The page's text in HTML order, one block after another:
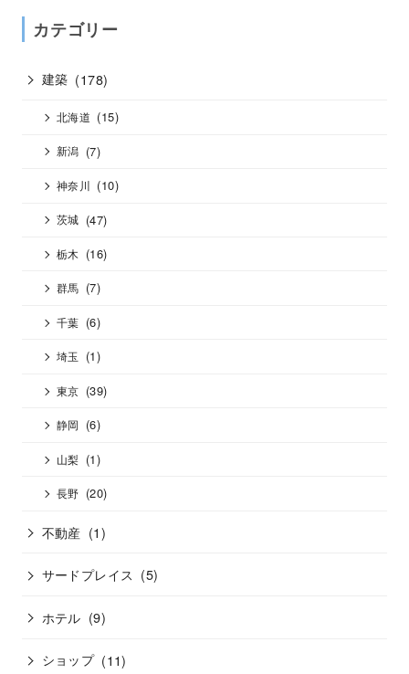
カテゴリー
建築 (178)
北海道 (15)
新潟 (7)
神奈川 (10)
茨城 (47)
栃木 (16)
群馬 (7)
千葉 (6)
埼玉 (1)
東京 (39)
静岡 (6)
山梨 (1)
長野 (20)
不動産 (1)
サードプレイス (5)
ホテル (9)
ショップ (11)